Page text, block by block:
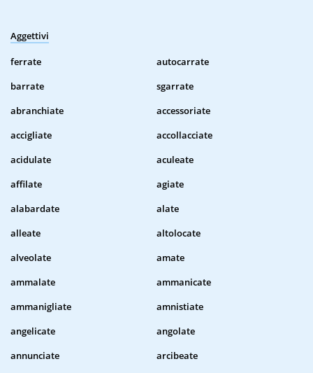
Aggettivi
ferrate
autocarrate
barrate
sgarrate
abranchiate
accessoriate
accigliate
accollacciate
acidulate
aculeate
affilate
agiate
alabardate
alate
alleate
altolocate
alveolate
amate
ammalate
ammanicate
ammanigliate
amnistiate
angelicate
angolate
annunciate
arcibeate